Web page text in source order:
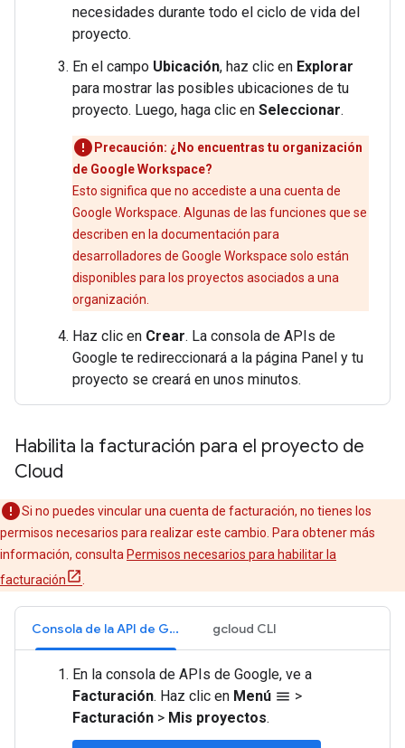
necesidades durante todo el ciclo de vida del
proyecto.
En el campo Ubicación, haz clic en Explorar
para mostrar las posibles ubicaciones de tu
proyecto. Luego, haga clic en Seleccionar.
Precaución: ¿No encuentras tu organización
de Google Workspace?
Esto significa que no accediste a una cuenta de
Google Workspace. Algunas de las funciones que se
describen en la documentación para
desarrolladores de Google Workspace solo están
disponibles para los proyectos asociados a una
organización.
Haz clic en Crear. La consola de APIs de
Google te redireccionará a la página Panel y tu
proyecto se creará en unos minutos.
Habilita la facturación para el proyecto de
Cloud
Si no puedes vincular una cuenta de facturación, no tienes los
permisos necesarios para realizar este cambio. Para obtener más
información, consulta Permisos necesarios para habilitar la
facturación
.
Consola de la API de Google gcloud CLI
En la consola de APIs de Google, ve a
Facturación. Haz clic en Menú menu >
Facturación > Mis proyectos.